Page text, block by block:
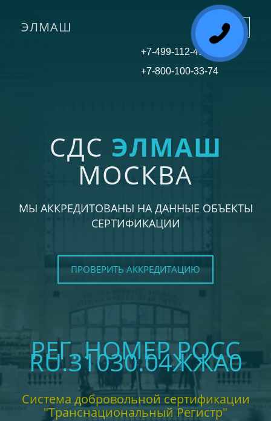
Toggle
ЭЛМАШ
СДС ЭЛМАШ
МОСКВА
МЫ АККРЕДИТОВАНЫ НА ДАННЫЕ ОБЪЕКТЫ
СЕРТИФИКАЦИИ
ПРОВЕРИТЬ АККРЕДИТАЦИЮ
РЕГ. НОМЕР РОСС
RU.З1030.04ЖЖА0
Система добровольной сертификации
"Транснациональный Регистр"
+7-499-112-45-81
+7-800-100-33-74